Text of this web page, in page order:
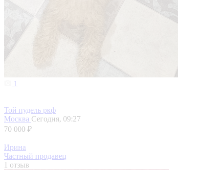
1
Той пудель ркф
Москва Сегодня, 09:27
70 000 ₽
Ирина
Частный продавец
1 отзыв